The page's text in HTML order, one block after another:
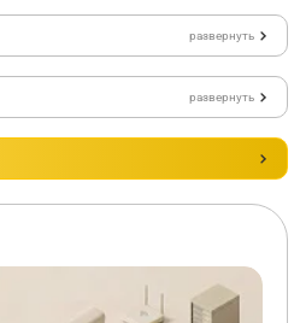
развернуть
развернуть